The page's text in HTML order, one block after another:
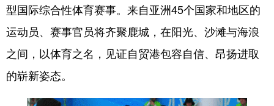
型国际综合性体育赛事。来自亚洲45个国家和地区的
运动员、赛事官员将齐聚鹿城，在阳光、沙滩与海浪
之间，以体育之名，见证自贸港包容自信、昂扬进取
的崭新姿态。